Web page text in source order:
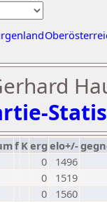
f Kerg elo+/-
0
1496
0
1519
0
1560